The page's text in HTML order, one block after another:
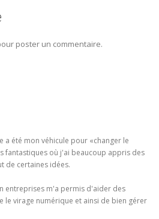
poster un commentaire.
a été mon véhicule pour «changer le
fantastiques où j'ai beaucoup appris des
de certaines idées.
entreprises m'a permis d'aider des
le virage numérique et ainsi de bien gérer